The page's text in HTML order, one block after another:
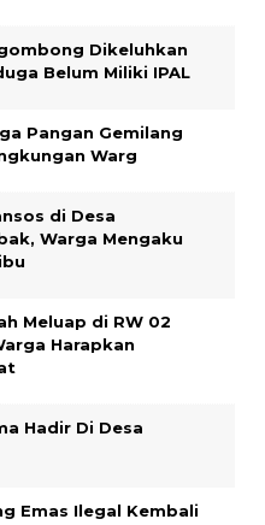
Dikeluhkan
Belum Miliki IPAL
Pangan Gemilang
Warg
di Desa
Warga Mengaku
Meluap di RW 02
Harapkan
Hadir Di Desa
Emas Ilegal Kembali